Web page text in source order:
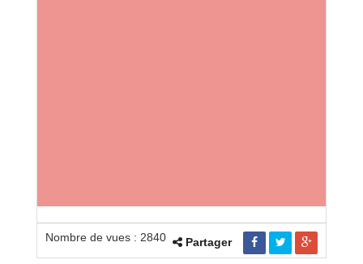
Nombre de vues : 2840 Partager